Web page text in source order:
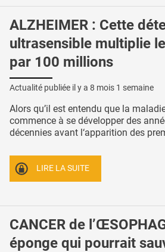
ALZHEIMER : Cette
ultrasensible multiplie
par 100 millions
Actualité publiée il y a 8 mois 1 semaine
Alors qu’il est entendu que la
commence à se développer des
décennies avant l‘apparition des
LIRE LA SUITE
CANCER de
éponge qui pourrait